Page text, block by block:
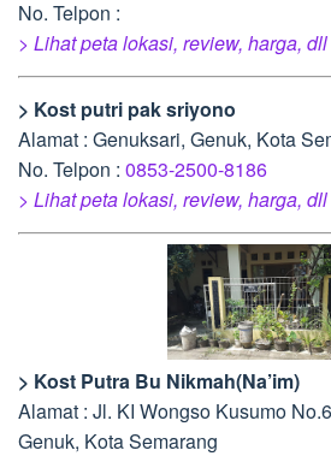
No. Telpon :
> Lihat peta lokasi, review, harga, dll
> Kost putri pak sriyono
Alamat : Genuksari, Genuk, Kota
No. Telpon : 0853-2500-8186
> Lihat peta lokasi, review, harga, dll
> Kost Putra Bu Nikmah(Na’im)
Alamat : Jl. KI Wongso Kusumo
Genuk, Kota Semarang